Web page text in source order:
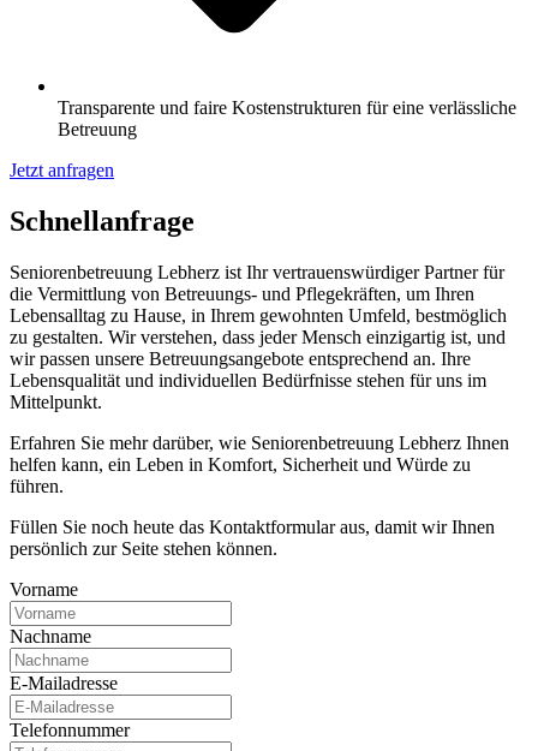
Transparente und faire Kostenstrukturen für eine verlässliche
Betreuung
Jetzt anfragen
Schnell­anfrage
Seniorenbetreuung Lebherz ist Ihr vertrauenswürdiger Partner für
die Vermittlung von Betreuungs- und Pflegekräften, um Ihren
Lebensalltag zu Hause, in Ihrem gewohnten Umfeld, bestmöglich
zu gestalten. Wir verstehen, dass jeder Mensch einzigartig ist, und
wir passen unsere Betreuungsangebote entsprechend an. Ihre
Lebensqualität und individuellen Bedürfnisse stehen für uns im
Mittelpunkt.
Erfahren Sie mehr darüber, wie Seniorenbetreuung Lebherz Ihnen
helfen kann, ein Leben in Komfort, Sicherheit und Würde zu
führen.
Füllen Sie noch heute das Kontaktformular aus, damit wir Ihnen
persönlich zur Seite stehen können.
Vorname
Nachname
E-Mailadresse
Telefonnummer